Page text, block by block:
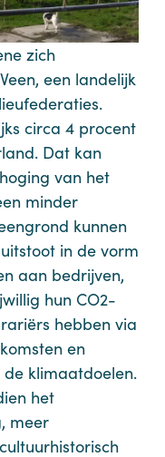
zich
een landelijk
circa 4 procent
Dat kan
van het
minder
kunnen
in de vorm
aan bedrijven,
hun CO2-
hebben via
en
klimaatdoelen.
het
meer